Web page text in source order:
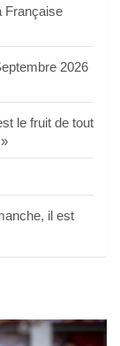
Française
2026
le fruit de tout
il est